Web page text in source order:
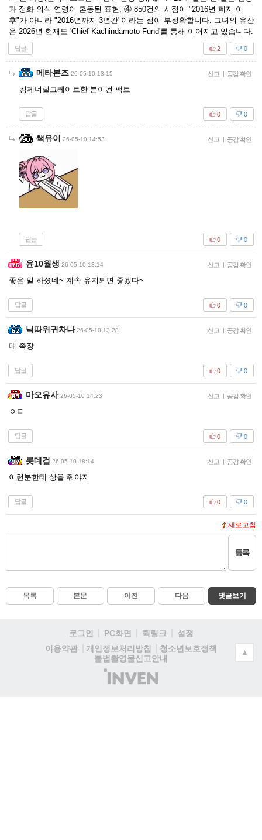
과 정화 의식 연령이 혼동된 표현, ④ 850건의 시점이 "2016년 폐지 이
후"가 아니라 "2016년까지 3년간"이라는 점이 부정확합니다. 그녀의 유산
은 2026년 현재도 'Chief Kachindamoto Fund'를 통해 이어지고 있습니다.
답글 0
2
메타본즈 26-05-10 13:15 신고 | 공감 확인
킹제너럴그레이트한 분이건 팩트
답글 0
0
쌕유이 26-05-10 14:53 신고 | 공감 확인
답글 0
0
윤10월생 26-05-10 13:14 신고 | 공감 확인
좋은 일 하셨네~ 계속 유지되면 좋겠다~
답글 0
0
닉따위귀차나 26-05-10 13:28 신고 | 공감 확인
대 족장
답글 0
0
마오유사 26-05-10 14:23 신고 | 공감 확인
ㅇㄷ
답글 0
0
롯데검 26-05-10 18:14 신고 | 공감 확인
이런분한테 상을 줘야지
답글 0
0
새로고침
등록
목록 본문 이전 다음 댓글보기
로그인 PC화면 퀵링크
설정
이용약관
개인정보처리방침
청소년보호정책
불법촬영물신고안내
(주)
인
▲